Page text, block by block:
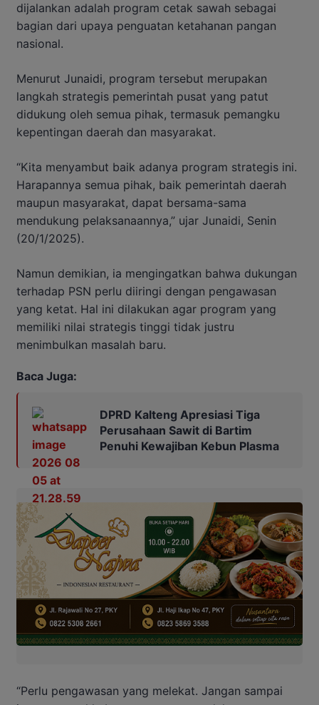
dijalankan adalah program cetak sawah sebagai
bagian dari upaya penguatan ketahanan pangan
nasional.
Menurut Junaidi, program tersebut merupakan
langkah strategis pemerintah pusat yang patut
didukung oleh semua pihak, termasuk pemangku
kepentingan daerah dan masyarakat.
“Kita menyambut baik adanya program strategis ini.
Harapannya semua pihak, baik pemerintah daerah
maupun masyarakat, dapat bersama-sama
mendukung pelaksanaannya,” ujar Junaidi, Senin
(20/1/2025).
Namun demikian, ia mengingatkan bahwa dukungan
terhadap PSN perlu diiringi dengan pengawasan
yang ketat. Hal ini dilakukan agar program yang
memiliki nilai strategis tinggi tidak justru
menimbulkan masalah baru.
Baca Juga:
DPRD Kalteng Apresiasi Tiga
Perusahaan Sawit di Bartim
Penuhi Kewajiban Kebun Plasma
“Perlu pengawasan yang melekat. Jangan sampai